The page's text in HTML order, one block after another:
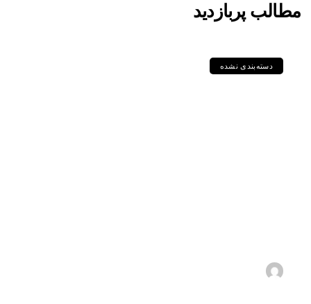
مطالب پربازدید
دسته‌بندی نشده